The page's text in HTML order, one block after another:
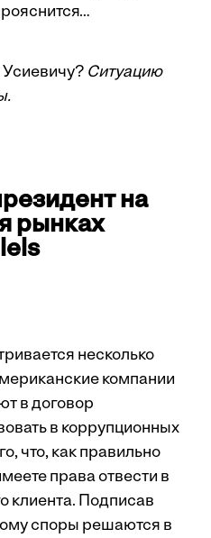
Ситуацию
на
рынках
несколько
компании
в договор
в коррупционных
что, как правильно
права отвести в
клиента. Подписав
споры реша­ются в